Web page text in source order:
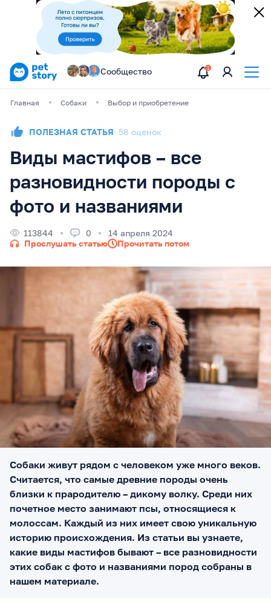
Сообщество
Главная Собаки Выбор и приобретение
ПОЛЕЗНАЯ СТАТЬЯ 58 оценок
Виды мастифов – все
разновидности породы с
фото и названиями
113844 0
14 апреля 2024
Прослушать статью
Прочитать потом
Собаки живут рядом с человеком уже много веков.
Считается, что самые древние породы очень
близки к прародителю – дикому волку. Среди них
почетное место занимают псы, относящиеся к
молоссам. Каждый из них имеет свою уникальную
историю происхождения. Из статьи вы узнаете,
какие виды мастифов бывают – все разновидности
этих собак с фото и названиями пород собраны в
нашем материале.